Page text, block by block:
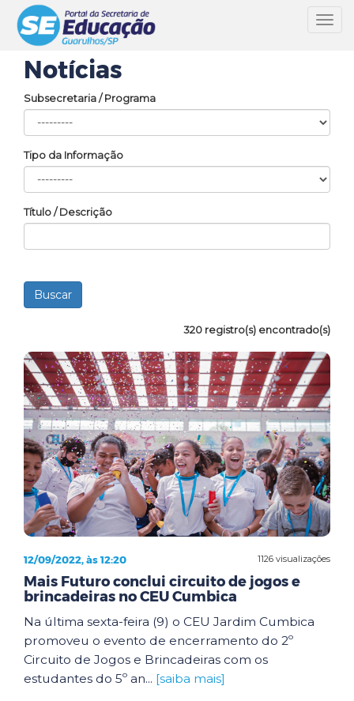
Notícias
Subsecretaria / Programa
Tipo da Informação
Título / Descrição
320 registro(s) encontrado(s)
1126 visualizações
12/09/2022, às 12:20
Mais Futuro conclui circuito de jogos e
brincadeiras no CEU Cumbica
Na última sexta-feira (9) o CEU Jardim Cumbica
promoveu o evento de encerramento do 2º
Circuito de Jogos e Brincadeiras com os
estudantes do 5º an... [saiba mais]